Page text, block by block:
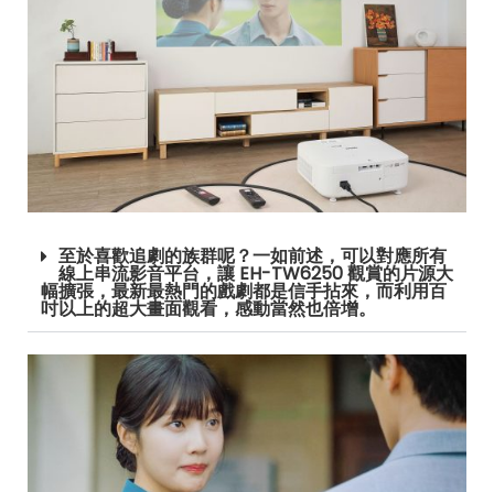
至於喜歡追劇的族群呢？一如前述，可以對應所有
線上串流影音平台，讓 EH-TW6250 觀賞的片源大
幅擴張，最新最熱門的戲劇都是信手拈來，而利用百
吋以上的超大畫面觀看，感動當然也倍增。